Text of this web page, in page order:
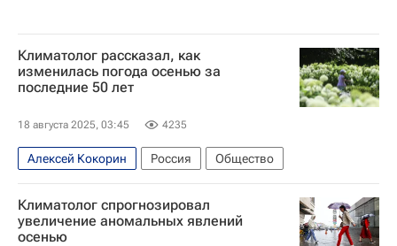
Климатолог рассказал, как
изменилась погода осенью за
последние 50 лет
18 августа 2025, 03:45 4235
Алексей Кокорин Россия Общество
Климатолог спрогнозировал
увеличение аномальных явлений
осенью